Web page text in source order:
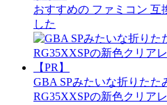
おすすめの ファミコン 互
した
GBA SPみたいな折りたた
RG35XXSPの新色クリア